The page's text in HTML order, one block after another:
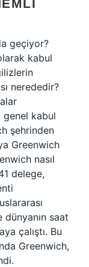
geçiyor?
kabul
nerededir?
genel kabul
şehrinden
Greenwich
nasıl
delege,
dünyanın saat
çalıştı. Bu
Greenwich,